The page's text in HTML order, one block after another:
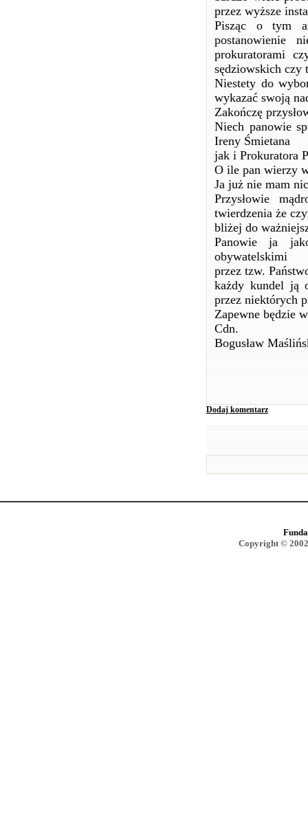
przez wyższe
Pisząc o tym
postanowienie
prokuratorami
sędziowskich czy
Niestety do
wykazać swoją
Zakończę
Niech panowie
Ireny Śmietana
jak i Prokuratora
O ile pan wierzy
Ja już nie mam
Przysłowie
twierdzenia że
bliżej do
Panowie ja
obywatelskimi
przez tzw.
każdy kundel ją
przez niektórych
Zapewne będzie
Cdn.
Bogusław
Dodaj komentarz
Copyright ©